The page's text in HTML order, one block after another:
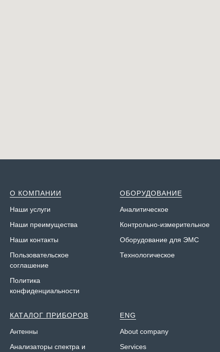
О КОМПАНИИ
Наши услуги
Наши преимущества
Наши контакты
Пользовательское
соглашение
Политика
конфиденциальности
ОБОРУДОВАНИЕ
Аналитическое
Контрольно-измерительное
Оборудование для ЭМС
Технологическое
КАТАЛОГ ПРИБОРОВ
Антенны
Анализаторы спектра и
ENG
About company
Services